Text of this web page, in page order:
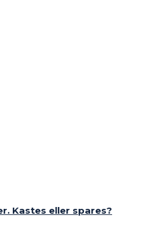
Kastes eller spares?